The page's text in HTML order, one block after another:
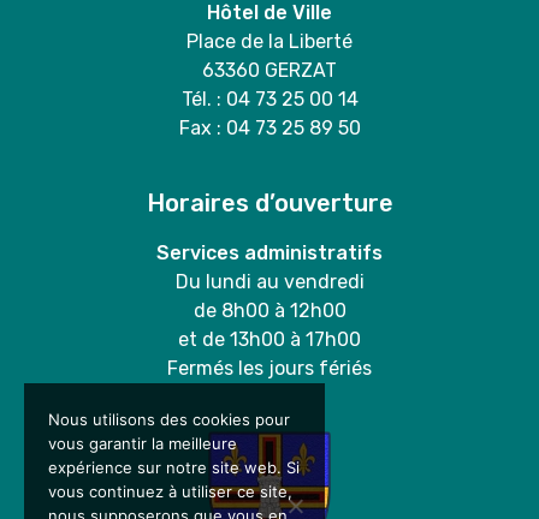
Hôtel de Ville
Place de la Liberté
63360 GERZAT
Tél. : 04 73 25 00 14
Fax : 04 73 25 89 50
Horaires d’ouverture
Services administratifs
Du lundi au vendredi
de 8h00 à 12h00
et de 13h00 à 17h00
Fermés les jours fériés
Nous utilisons des cookies pour
vous garantir la meilleure
expérience sur notre site web. Si
vous continuez à utiliser ce site,